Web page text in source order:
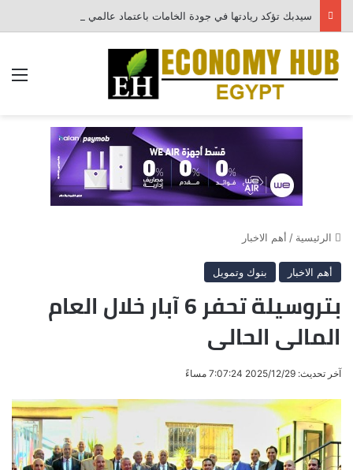
سيدبك تؤكد ريادتها في جودة الخامات باعتماد عالمي جديد
الرئيسية / أهم الاخبار
أهم الاخبار بنوك وتمويل
بتروسيلة تحفر 6 آبار خلال العام
المالى الحالى
آخر تحديث: 2025/12/29 7:07:24 مساءً